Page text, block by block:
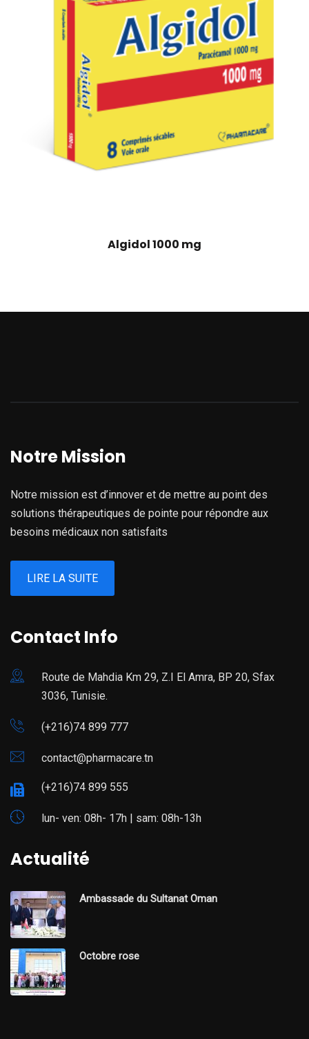
Algidol 1000 mg
Notre Mission
Notre mission est d’innover et de mettre au point des
solutions thérapeutiques de pointe pour répondre aux
besoins médicaux non satisfaits
LIRE LA SUITE
Contact Info
Route de Mahdia Km 29, Z.I El Amra, BP 20, Sfax
3036, Tunisie.
(+216)74 899 777
contact@pharmacare.tn
(+216)74 899 555
lun- ven: 08h- 17h | sam: 08h-13h
Actualité
Ambassade du Sultanat Oman
Octobre rose